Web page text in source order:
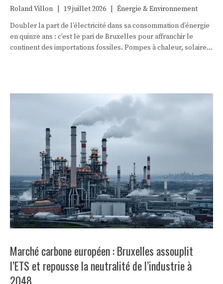
Roland Villon 19 juillet 2026
Énergie & Environnement
Doubler la part de l’électricité dans sa consommation d’énergie
en quinze ans : c’est le pari de Bruxelles pour affranchir le
continent des importations fossiles. Pompes à chaleur, solaire,
Marché carbone européen : Bruxelles assouplit
l’ETS et repousse la neutralité de l’industrie à
2048